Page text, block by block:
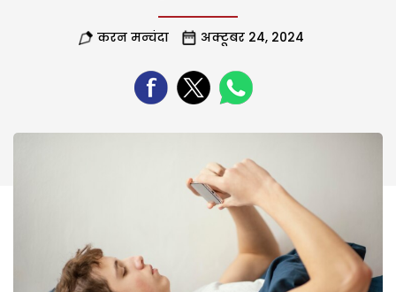
करन मन्चंदा अक्टूबर 24, 2024